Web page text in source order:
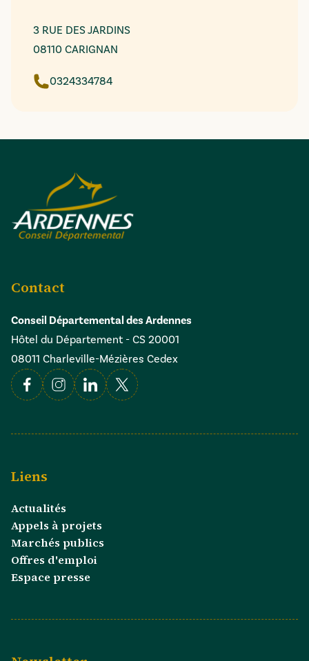
3 RUE DES JARDINS
08110 CARIGNAN
0324334784
Contact
Conseil Départemental des Ardennes
Hôtel du Département - CS 20001
08011 Charleville-Mézières Cedex
FacebookInstagramLinkedin
X
Liens
Actualités
Appels à projets
Marchés publics
Offres d'emploi
Espace presse